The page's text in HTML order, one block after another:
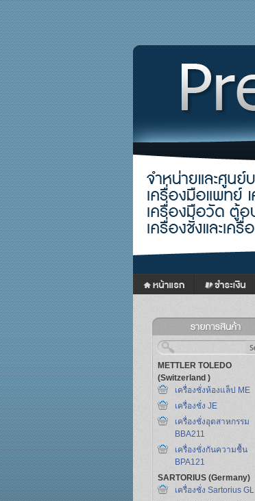
METTLER TOLEDO
(Switzerland )
เครื่องชั่งห้องแล็ป ME
เครื่องชั่ง JE
เครื่องชั่งอุตสาหกรรม
BBA211
เครื่องชั่งกันความชื้น
BPA121
SARTORIUS (Germany)
เครื่องชั่ง Sartorius GL